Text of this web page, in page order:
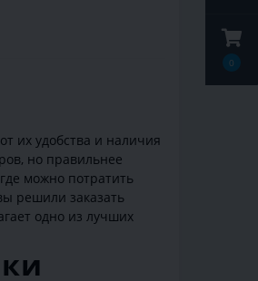
0
их удобства и наличия
но правильнее
можно потратить
решили заказать
одно из лучших